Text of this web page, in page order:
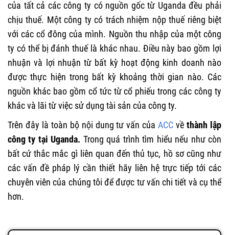
của tất cả các công ty có nguồn gốc từ Uganda đều phải
chịu thuế. Một công ty có trách nhiệm nộp thuế riêng biệt
với các cổ đông của mình. Nguồn thu nhập của một công
ty có thể bị đánh thuế là khác nhau. Điều này bao gồm lợi
nhuận và lợi nhuận từ bất kỳ hoạt động kinh doanh nào
được thực hiện trong bất kỳ khoảng thời gian nào. Các
nguồn khác bao gồm cổ tức từ cổ phiếu trong các công ty
khác và lãi từ việc sử dụng tài sản của công ty.
Trên đây là toàn bộ nội dung tư vấn củaACC vềthành lập
công ty tại Uganda. Trong quá trình tìm hiểu nếu như còn
bất cứ thắc mắc gì liên quan đến thủ tục, hồ sơ cũng như
các vấn đề pháp lý cần thiết hãy liên hệ trực tiếp tới các
chuyên viên của chúng tôi để được tư vấn chi tiết và cụ thể
hơn.